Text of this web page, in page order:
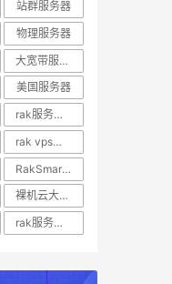
站群服务器
物理服务器
大宽带服务器
美国服务器
rak服务器评测
rak vps价格
RakSmart美国VPS
裸机云大宽带服务器
rak服务器优惠